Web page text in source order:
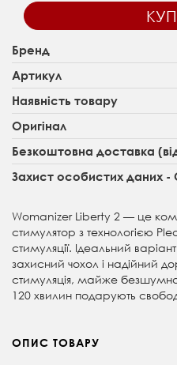
Бренд
Артикул
Наявність товару
Оригінал
Безкоштовна доставка
Захист особистих даних -
Womanizer Liberty 2 — це
стимулятор з технологією
стимуляції. Ідеальний
захисний чохол і надійний
стимуляція, майже
120 хвилин подарують
ОПИС ТОВАРУ